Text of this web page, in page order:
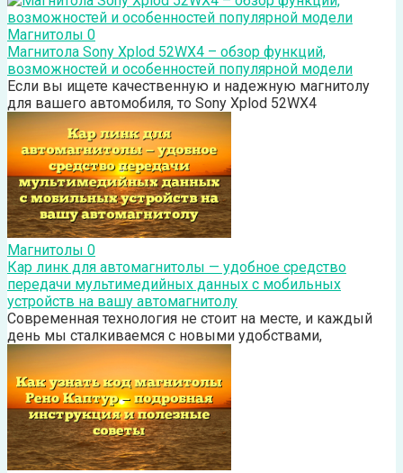
Магнитолы 0
Магнитола Sony Xplod 52WX4 – обзор функций,
возможностей и особенностей популярной модели
Если вы ищете качественную и надежную магнитолу
для вашего автомобиля, то Sony Xplod 52WX4
Магнитолы 0
Кар линк для автомагнитолы — удобное средство
передачи мультимедийных данных с мобильных
устройств на вашу автомагнитолу
Современная технология не стоит на месте, и каждый
день мы сталкиваемся с новыми удобствами,